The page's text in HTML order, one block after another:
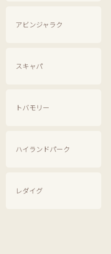
アビンジャラク
スキャパ
トバモリー
ハイランドパーク
レダイグ